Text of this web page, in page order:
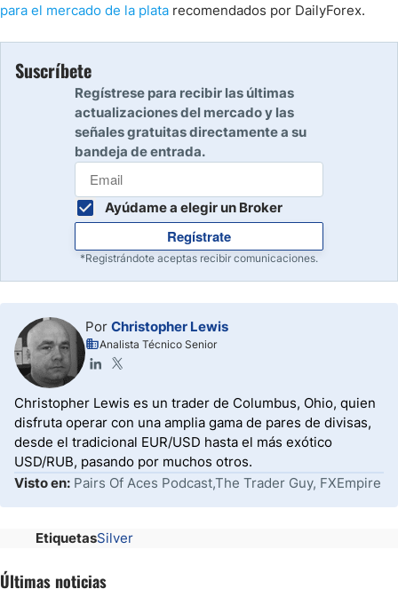
para el mercado de la plata recomendados por DailyForex.
Suscríbete
Regístrese para recibir las últimas
actualizaciones del mercado y las
señales gratuitas directamente a su
bandeja de entrada.
Ayúdame a elegir un Broker
Regístrate
*Registrándote aceptas recibir comunicaciones.
Por Christopher Lewis
Analista Técnico Senior
Christopher Lewis es un trader de Columbus, Ohio, quien
disfruta operar con una amplia gama de pares de divisas,
desde el tradicional EUR/USD hasta el más exótico
USD/RUB, pasando por muchos otros.
Visto en: Pairs Of Aces Podcast,The Trader Guy, FXEmpire
EtiquetasSilver
Últimas noticias